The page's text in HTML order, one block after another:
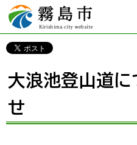
霧島市 Kirishima
city website
大浪池登山道に
せ